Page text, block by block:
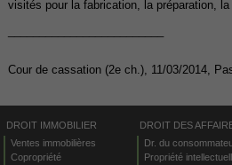
visités pour la fabrication, la préparation,
Cour de cassation (2e ch.), 11/03/2014,
DROIT IMMOBILIER
Ventes immobilières
Copropriété
DROIT DES
Dr. du
Propriété